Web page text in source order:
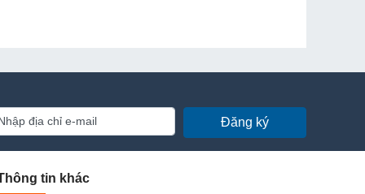
Đăng ký
tin khác